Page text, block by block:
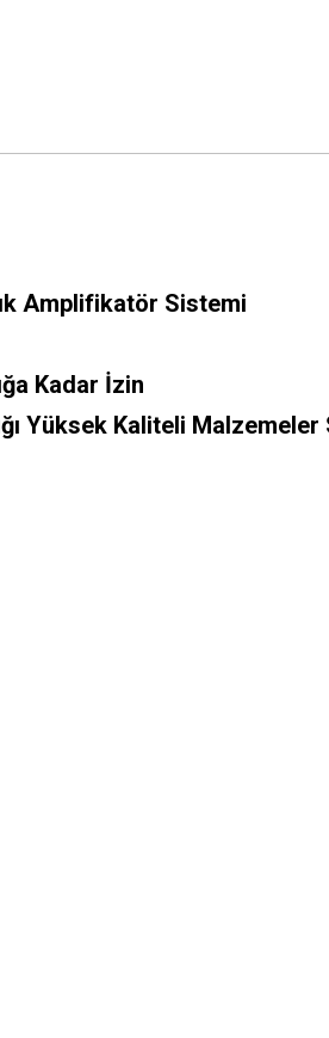
Amplifikatör Sistemi
Kadar İzin
Yüksek Kaliteli Malzemeler